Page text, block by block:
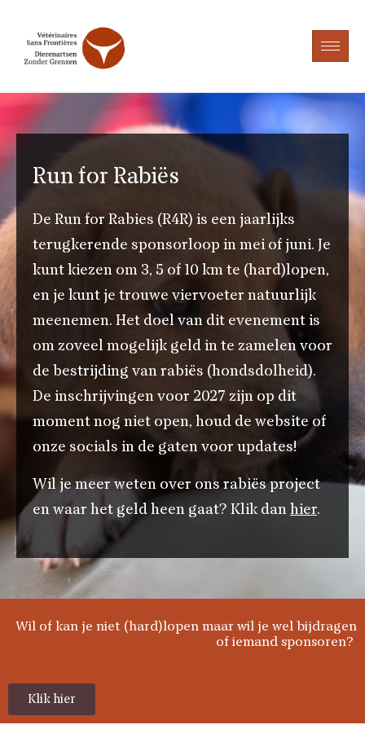
Run for Rabiës
De Run for Rabies (R4R) is een jaarlijks
terugkerende sponsorloop in mei of juni. Je
kunt kiezen om 3, 5 of 10 km te (hard)lopen,
en je kunt je trouwe viervoeter natuurlijk
meenemen. Het doel van dit evenement is
om zoveel mogelijk geld in te zamelen voor
de bestrijding van rabiës (hondsdolheid).
De inschrijvingen voor 2027 zijn op dit
moment nog niet open, houd de website of
onze socials in de gaten voor updates!
Wil je meer weten over ons rabiës project
en waar het geld heen gaat? Klik danhier.
Wil of kan je niet (hard)lopen maar wil je wel bijdragen
of iemand sponsoren?
Klik hier